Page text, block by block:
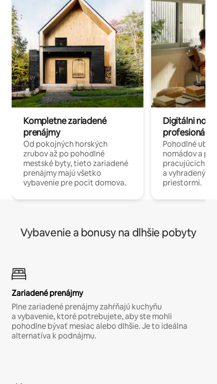
Kompletne zariadené
prenájmy
Od pokojných horských
zrubov až po pohodlné
mestské byty, tieto zariadené
prenájmy majú všetko
vybavenie pre pocit domova.
Digitálni
profesionáli
Pohodlné
nomádov a
pracujúcich
a
priestormi.
Vybavenie a bonusy na dlhšie pobyty
Zariadené prenájmy
Plne zariadené prenájmy zahŕňajú kuchyňu
a vybavenie, ktoré potrebujete, aby ste mohli
pohodlne bývať mesiac alebo dlhšie. Je to ideálna
alternatíva k podnájmu.